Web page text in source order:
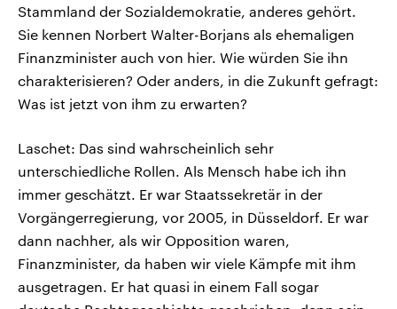
Stammland der Sozialdemokratie, anderes gehört.
Sie kennen Norbert Walter-Borjans als ehemaligen
Finanzminister auch von hier. Wie würden Sie ihn
charakterisieren? Oder anders, in die Zukunft gefragt:
Was ist jetzt von ihm zu erwarten?
Laschet: Das sind wahrscheinlich sehr
unterschiedliche Rollen. Als Mensch habe ich ihn
immer geschätzt. Er war Staatssekretär in der
Vorgängerregierung, vor 2005, in Düsseldorf. Er war
dann nachher, als wir Opposition waren,
Finanzminister, da haben wir viele Kämpfe mit ihm
ausgetragen. Er hat quasi in einem Fall sogar